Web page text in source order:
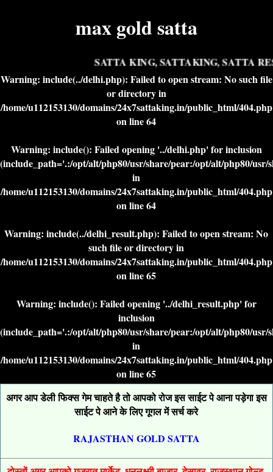
max gold satta
SATTA KING, SATTAKING, SATTA
Warning: include(../delhi.php): Failed to open stream: No such file
or directory in
/home/u112153130/domains/24x7sattaking.in/public_html/404.php
on line64
Warning: include(): Failed opening '../delhi.php' for inclusion
(include_path='.:/opt/alt/php80/usr/share/pear:/opt/alt/php80/
in
/home/u112153130/domains/24x7sattaking.in/public_html/404.php
on line64
Warning: include(../delhi_result.php): Failed to open stream: No
such file or directory in
/home/u112153130/domains/24x7sattaking.in/public_html/404.php
on line65
Warning: include(): Failed opening '../delhi_result.php' for
inclusion
(include_path='.:/opt/alt/php80/usr/share/pear:/opt/alt/php80/
in
/home/u112153130/domains/24x7sattaking.in/public_html/404.php
on line65
अगर आप डेली फिक्स गेम चाहते है तो आपको रोज इस साईट पे आना पड़ेगा इस
साईट पे आने के लिए गूगल में सर्च करे
RAJASTHAN GOLD SATTA